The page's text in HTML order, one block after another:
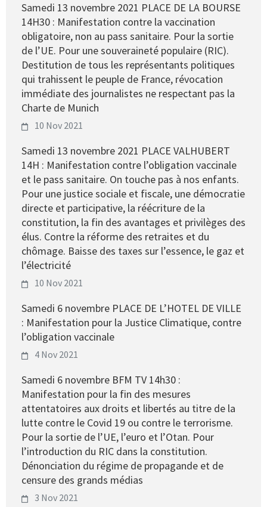
Samedi 13 novembre 2021 PLACE DE LA BOURSE
14H30 : Manifestation contre la vaccination
obligatoire, non au pass sanitaire. Pour la sortie
de l’UE. Pour une souveraineté populaire (RIC).
Destitution de tous les représentants politiques
qui trahissent le peuple de France, révocation
immédiate des journalistes ne respectant pas la
Charte de Munich
10 Nov 2021
Samedi 13 novembre 2021 PLACE VALHUBERT
14H : Manifestation contre l’obligation vaccinale
et le pass sanitaire. On touche pas à nos enfants.
Pour une justice sociale et fiscale, une démocratie
directe et participative, la réécriture de la
constitution, la fin des avantages et privilèges des
élus. Contre la réforme des retraites et du
chômage. Baisse des taxes sur l’essence, le gaz et
l’électricité
10 Nov 2021
Samedi 6 novembre PLACE DE L’HOTEL DE VILLE
: Manifestation pour la Justice Climatique, contre
l’obligation vaccinale
4 Nov 2021
Samedi 6 novembre BFM TV 14h30 :
Manifestation pour la fin des mesures
attentatoires aux droits et libertés au titre de la
lutte contre le Covid 19 ou contre le terrorisme.
Pour la sortie de l’UE, l’euro et l’Otan. Pour
l’introduction du RIC dans la constitution.
Dénonciation du régime de propagande et de
censure des grands médias
3 Nov 2021